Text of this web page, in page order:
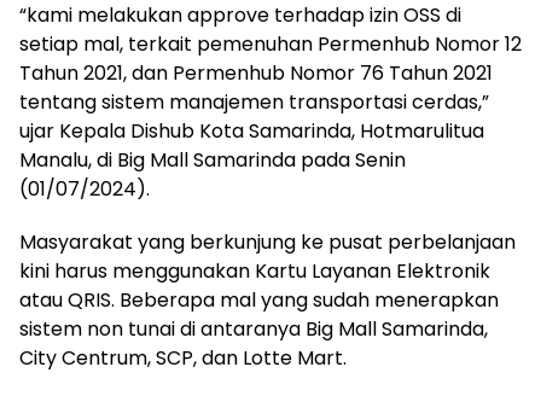
“kami melakukan approve terhadap izin OSS di
setiap mal, terkait pemenuhan Permenhub Nomor 12
Tahun 2021, dan Permenhub Nomor 76 Tahun 2021
tentang sistem manajemen transportasi cerdas,”
ujar Kepala Dishub Kota Samarinda, Hotmarulitua
Manalu, di Big Mall Samarinda pada Senin
(01/07/2024).
Masyarakat yang berkunjung ke pusat perbelanjaan
kini harus menggunakan Kartu Layanan Elektronik
atau QRIS. Beberapa mal yang sudah menerapkan
sistem non tunai di antaranya Big Mall Samarinda,
City Centrum, SCP, dan Lotte Mart.